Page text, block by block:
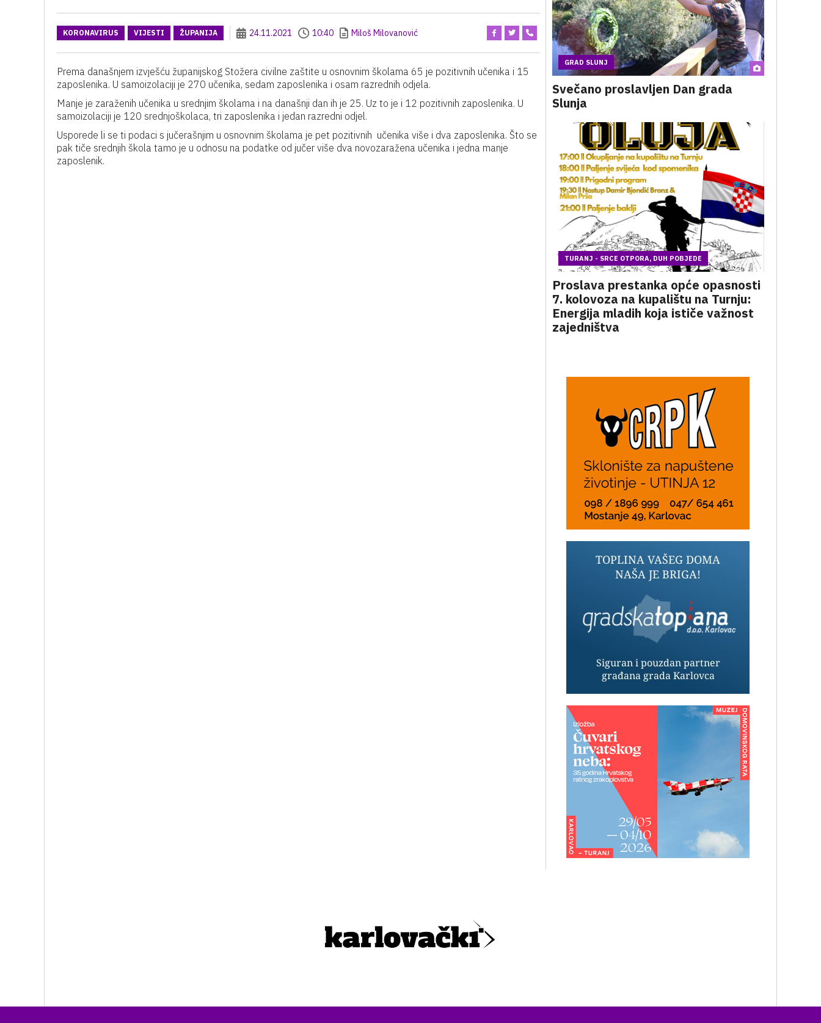
KORONAVIRUS VIJESTI ŽUPANIJA 24.11.2021 10:40 Miloš Milovanović
Prema današnjem izvješću županijskog Stožera civilne zaštite u osnovnim školama 65 je pozitivnih učenika i 15
zaposlenika. U samoizolaciji je 270 učenika, sedam zaposlenika i osam razrednih odjela.
Manje je zaraženih učenika u srednjim školama i na današnji dan ih je 25. Uz to je i 12 pozitivnih zaposlenika. U
samoizolaciji je 120 srednjoškolaca, tri zaposlenika i jedan razredni odjel.
Usporede li se ti podaci s jučerašnjim u osnovnim školama je pet pozitivnih učenika više i dva zaposlenika. Što se
pak tiče srednjih škola tamo je u odnosu na podatke od jučer više dva novozaražena učenika i jedna manje
zaposlenik.
GRAD SLUNJ
Svečano proslavljen Dan grada
Slunja
TURANJ - SRCE OTPORA, DUH POBJEDE
Proslava prestanka opće opasnosti
7. kolovoza na kupalištu na Turnju:
Energija mladih koja ističe važnost
zajedništva